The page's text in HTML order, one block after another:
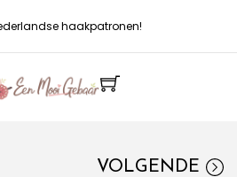
haakpatronen!
VOLGENDE